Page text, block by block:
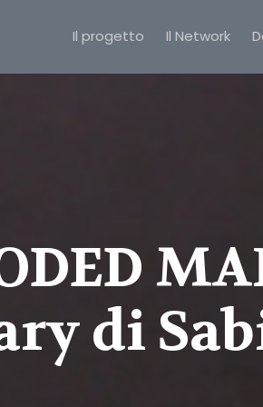
Il progetto Il Network
di